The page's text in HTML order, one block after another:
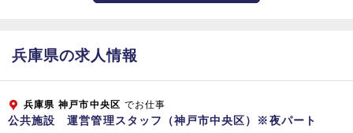
介護支援）
子会社・関係会社
兵庫県の求人情報
兵庫県 神戸市中央区 でお仕事
公共施設 運営管理スタッフ（神戸市中央区）※夜パート